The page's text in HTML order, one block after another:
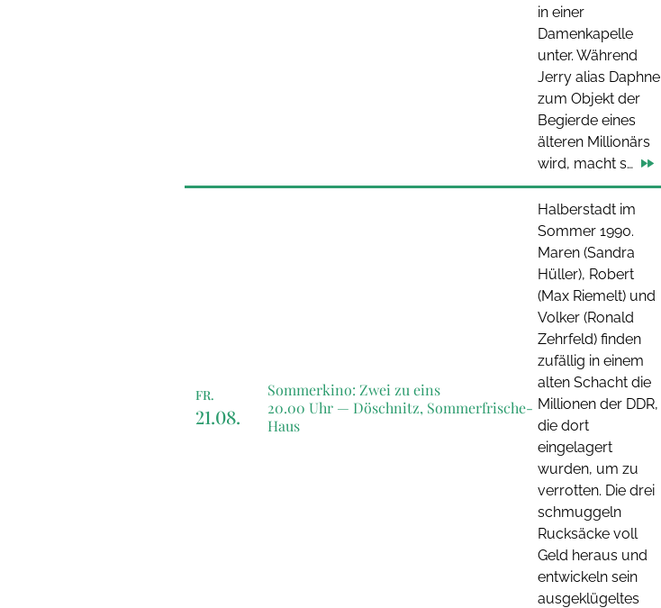
in einer
Damenkapelle
unter. Während
Jerry alias Daphne
zum Objekt der
Begierde eines
älteren Millionärs
wird, macht s…
FR.
21.08.
Sommerkino: Zwei zu eins
20.00 Uhr — Döschnitz, Sommerfrische-
Haus
Halberstadt im
Sommer 1990.
Maren (Sandra
Hüller), Robert
(Max Riemelt) und
Volker (Ronald
Zehrfeld) finden
zufällig in einem
alten Schacht die
Millionen der DDR,
die dort
eingelagert
wurden, um zu
verrotten. Die drei
schmuggeln
Rucksäcke voll
Geld heraus und
entwickeln sein
ausgeklügeltes